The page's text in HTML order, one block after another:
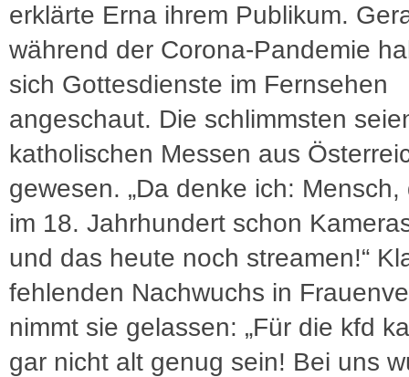
erklärte Erna ihrem Publikum.
während der Corona-Pandemie
sich Gottesdienste im Fernsehen
angeschaut. Die schlimmsten
katholischen Messen aus
gewesen. „Da denke ich: Mensch,
im 18. Jahrhundert schon
und das heute noch streamen!“
fehlenden Nachwuchs in
nimmt sie gelassen: „Für die kfd
gar nicht alt genug sein! Bei uns